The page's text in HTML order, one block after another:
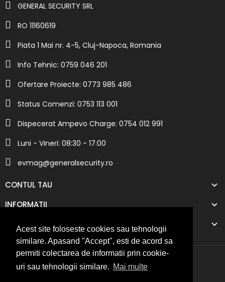
Acest site foloseste cookies sau tehnologii
similare. Apasand "Accept", esti de acord sa
permiti colectarea de informatii prin cookie-
uri sau tehnologii similare. Mai multe
GENERAL SECURITY SRL
RO 11160619
Piata 1 Mai nr. 4-5, Cluj-Napoca, Romania
Info Tehnic: 0759 046 201
Ofertare Proiecte: 0773 985 486
Status Comenzi: 0753 113 001
Dispecerat Ampevo Charge: 0754 012 991
Luni - Vineri: 08:30 - 17:00
evmag@generalsecurity.ro
CONTUL TAU
INFORMATII
COMPANIA NOASTRA